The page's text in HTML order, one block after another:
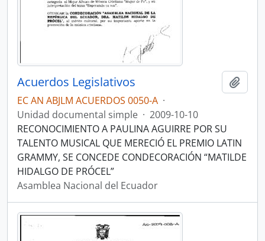
Acuerdos Legislativos
EC AN ABJLM ACUERDOS 0050-A ·
Unidad documental simple · 2009-10-10
RECONOCIMIENTO A PAULINA AGUIRRE POR SU
TALENTO MUSICAL QUE MERECIÓ EL PREMIO LATIN
GRAMMY, SE CONCEDE CONDECORACIÓN “MATILDE
HIDALGO DE PRÓCEL”
Asamblea Nacional del Ecuador